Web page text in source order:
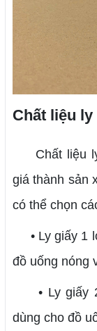
Chất liệu ly
Chất liệu ly
giá thành sản
có thể chọn
• Ly giấy 1
đồ uống nóng
• Ly giấy 2
dùng cho đồ